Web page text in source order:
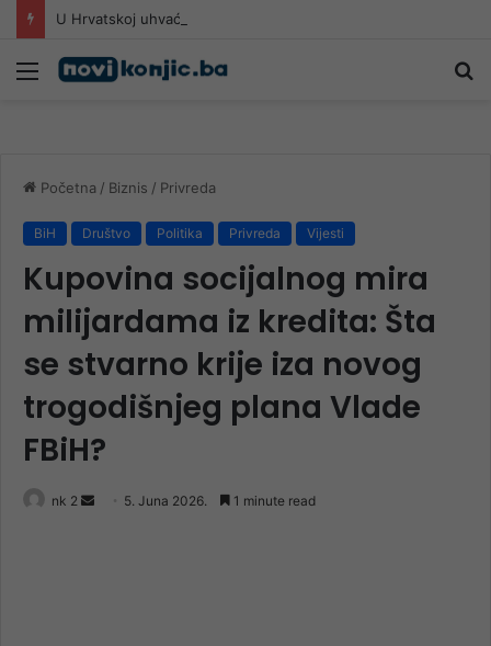
Meni
Početna / Biznis / Privreda
BiH Društvo Politika Privreda Vijesti
Kupovina socijalnog mira
milijardama iz kredita: Šta
se stvarno krije iza novog
trogodišnjeg plana Vlade
FBiH?
nk 2
Send 5. Juna 2026. 1 minute read